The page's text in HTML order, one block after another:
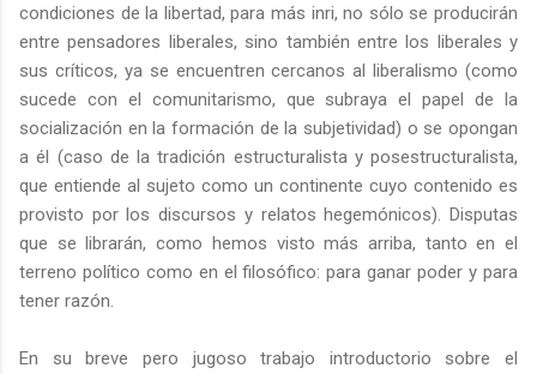
condiciones de la libertad, para más inri, no sólo se producirán
entre pensadores liberales, sino también entre los liberales y
sus críticos, ya se encuentren cercanos al liberalismo (como
sucede con el comunitarismo, que subraya el papel de la
socialización en la formación de la subjetividad) o se opongan
a él (caso de la tradición estructuralista y posestructuralista,
que entiende al sujeto como un continente cuyo contenido es
provisto por los discursos y relatos hegemónicos). Disputas
que se librarán, como hemos visto más arriba, tanto en el
terreno político como en el filosófico: para ganar poder y para
tener razón.
En su breve pero jugoso trabajo introductorio sobre el